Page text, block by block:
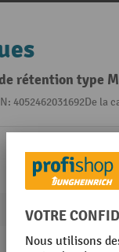
rétention type
4052462031692De la
740 mm
Bauer®
Tôle d'acier